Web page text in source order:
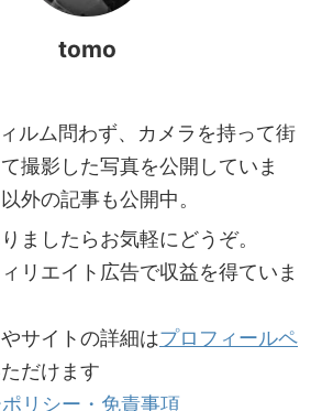
tomo
ルム問わず、カメラを持って街
撮影した写真を公開していま
外の記事も公開中。
ましたらお気軽にどうぞ。
リエイト広告で収益を得ていま
サイトの詳細はプロフィールペ
だけます
リシー・免責事項